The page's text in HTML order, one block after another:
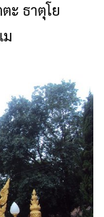
ะ ธาตุโย
ม